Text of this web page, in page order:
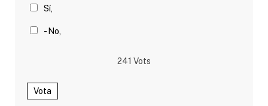
Sí,
- No,
241 Vots
Vota